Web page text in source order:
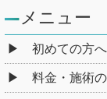
メニュー
初めての方へ
料金・施術